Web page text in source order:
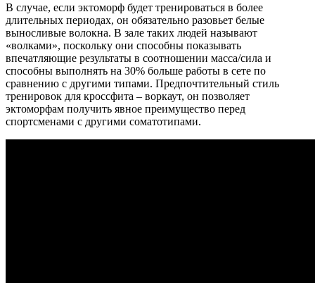
В случае, если эктоморф будет тренироваться в более
длительных периодах, он обязательно разовьет белые
выносливые волокна. В зале таких людей называют
«волками», поскольку они способны показывать
впечатляющие результаты в соотношении масса/сила и
способны выполнять на 30% больше работы в сете по
сравнению с другими типами. Предпочтительный стиль
тренировок для кроссфита – воркаут, он позволяет
эктоморфам получить явное преимущество перед
спортсменами с другими соматотипами.